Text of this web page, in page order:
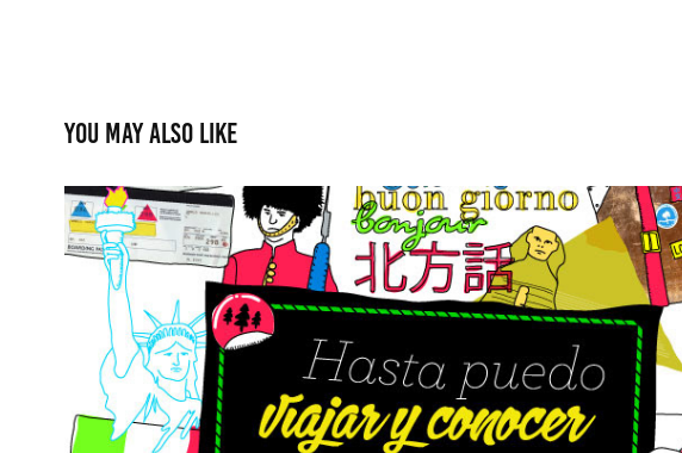
You may also like
UVM - La Prepa
2013